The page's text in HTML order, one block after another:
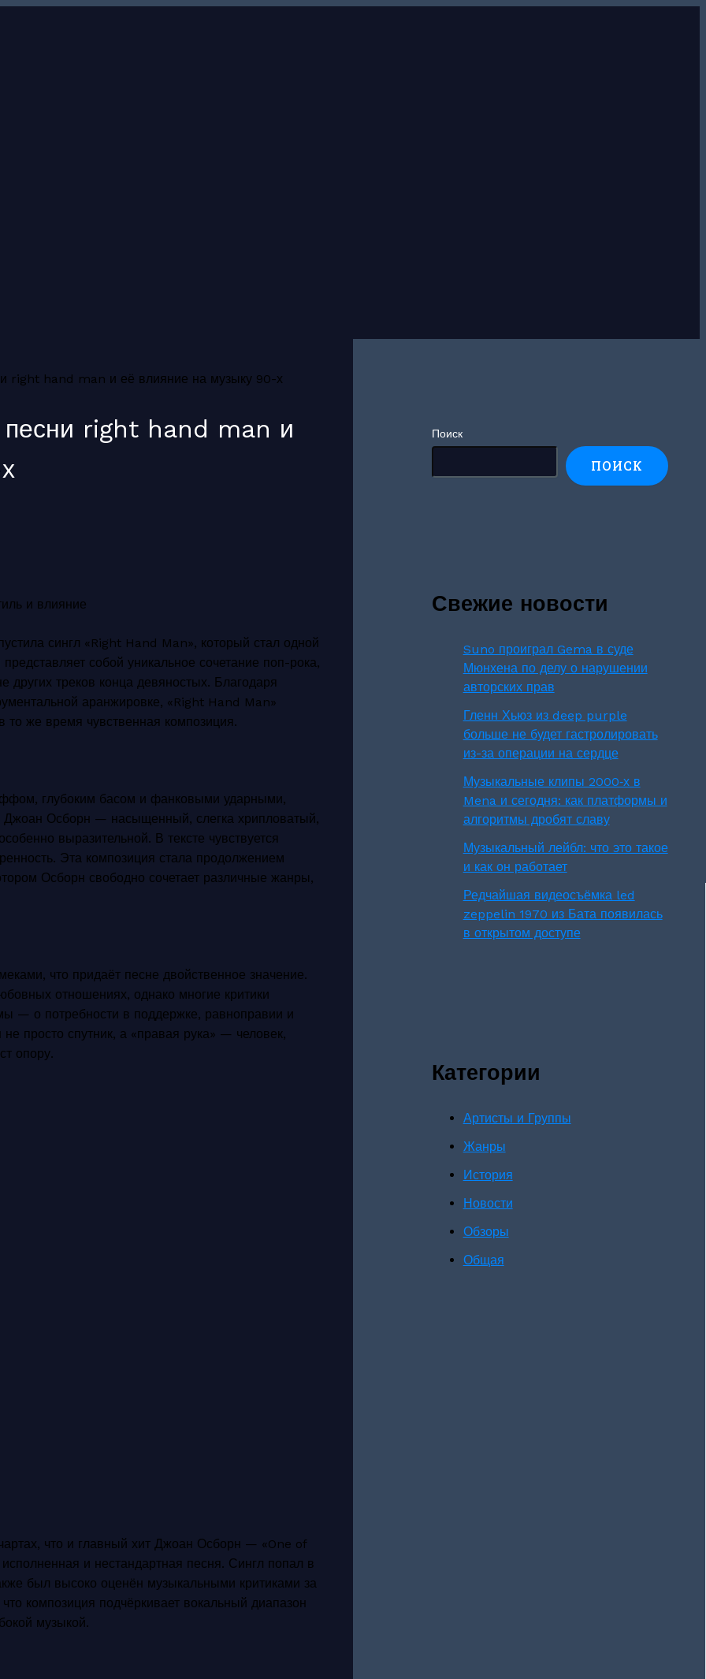
right hand man и её влияние на музыку 90-х
right hand man и
и влияние
сингл «Right Hand Man», который стал одной
собой уникальное сочетание поп-рока,
треков конца девяностых. Благодаря
аранжировке, «Right Hand Man»
то же время чувственная композиция.
глубоким басом и фанковыми ударными,
Осборн — насыщенный, слегка хрипловатый,
выразительной. В тексте чувствуется
Эта композиция стала продолжением
Осборн свободно сочетает различные жанры,
что придаёт песне двойственное значение.
отношениях, однако многие критики
— о потребности в поддержке, равноправии и
просто спутник, а «правая рука» — человек,
опору.
что и главный хит Джоан Осборн — «One of
и нестандартная песня. Сингл попал в
был высоко оценён музыкальными критиками за
композиция подчёркивает вокальный диапазон
музыкой.
Поиск
ПОИСК
Свежие новости
Suno проиграл Gema в суде
Мюнхена по делу о нарушении
авторских прав
Гленн Хьюз из deep purple
больше не будет гастролировать
из-за операции на сердце
Музыкальные клипы 2000‑х в
Mena и сегодня: как платформы и
алгоритмы дробят славу
Музыкальный лейбл: что это такое
и как он работает
Редчайшая видеосъёмка led
zeppelin 1970 из Бата появилась
в открытом доступе
Категории
Артисты и Группы
Жанры
История
Новости
Обзоры
Общая